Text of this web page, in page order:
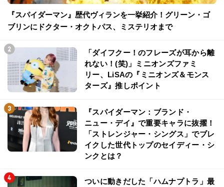
『スパイダーマン』歴代ヴィランを一挙紹介！グリーン・ゴ
ブリンにドクター・オクトパス、ミステリオまで
「ダイフクー！のフレーズが耳から離
れない！(笑)」ミニオンズファミ
リー、LiSAの『ミニオンズ＆モンス
ターズ』推しポイント
『スパイダーマン：ブランド・
ニュー・デイ』で重要キャラに抜擢！
「ストレンジャー・シングス」でブレ
イクした世代トップのセイディー・シ
ンクとは？
ついに動きだした「ハムナプトラ」最